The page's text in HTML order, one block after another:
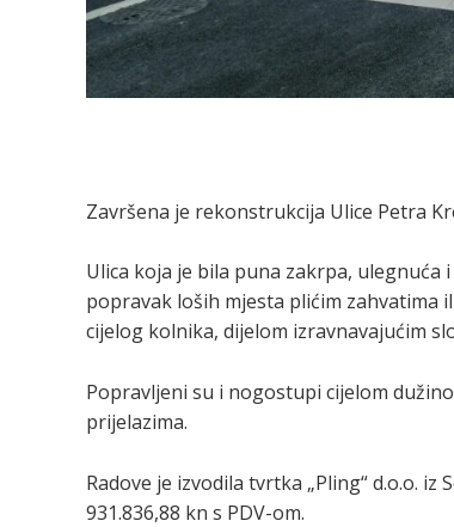
Završena je rekonstrukcija Ulice Petra
Ulica koja je bila puna zakrpa,
popravak loših mjesta plićim zahvatima
cijelog kolnika, dijelom izravnavajućim
Popravljeni su i nogostupi cijelom
prijelazima.
Radove je izvodila tvrtka „Pling“ d.o.o.
931.836,88 kn s PDV-om.